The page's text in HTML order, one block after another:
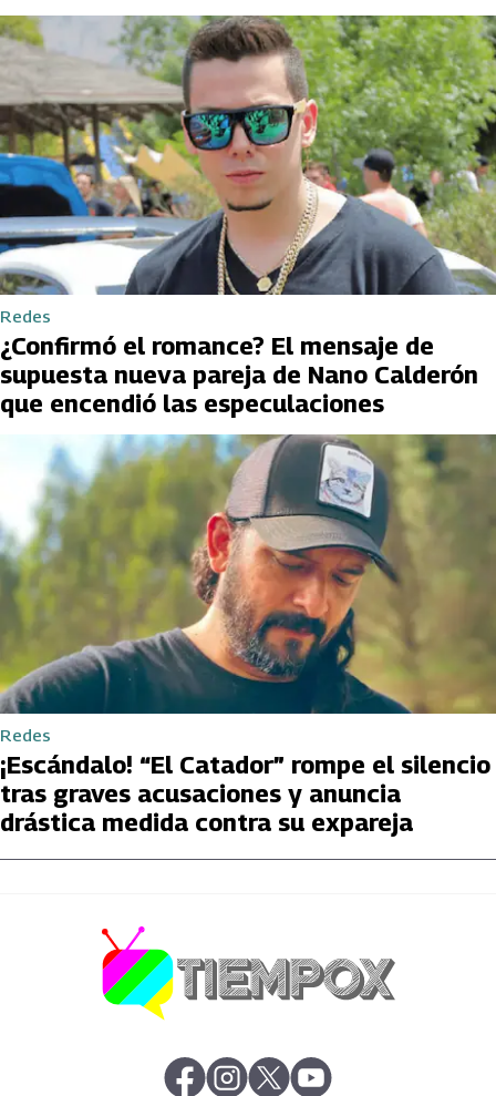
Redes
¿Confirmó el romance? El mensaje de
supuesta nueva pareja de Nano Calderón
que encendió las especulaciones
Redes
¡Escándalo! “El Catador” rompe el silencio
tras graves acusaciones y anuncia
drástica medida contra su expareja
abre en nueva pestaña
abre en nueva pestaña
abre en nueva pestaña